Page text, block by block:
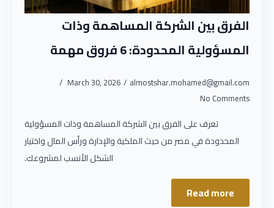
الفرق بين الشركة المساهمة وذات
المسؤولية المحدودة: 6 فروق مهمة
almostshar.mohamed@gmail.com
March 30, 2026
No Comments
تعرف على الفرق بين الشركة المساهمة وذات المسؤولية
المحدودة في مصر من حيث الملكية والإدارة ورأس المال واختيار
الشكل الأنسب لمشروعك.
Read more